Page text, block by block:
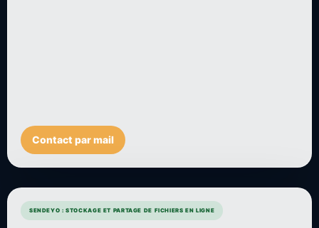
Contact par mail
SENDEYO : STOCKAGE ET PARTAGE DE FICHIERS EN LIGNE